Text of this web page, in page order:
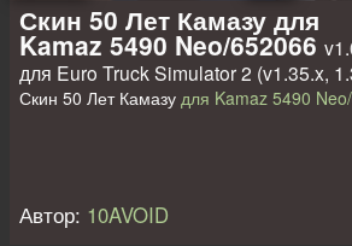
Скин 50 Лет Камазу для
Kamaz 5490 Neo/652066
для Euro Truck Simulator 2 (v1.35.x,
Скин 50 Лет Камазу для Kamaz 5490
Автор: 10AVOID